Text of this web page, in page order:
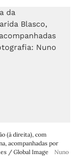
(à direita), com
acompanhadas por
/ Global Image
Nuno